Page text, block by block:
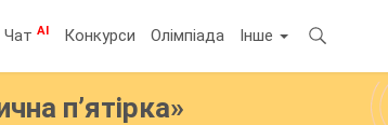
ЧатAI Конкурси Олімпіада Інше
п’ятірка»